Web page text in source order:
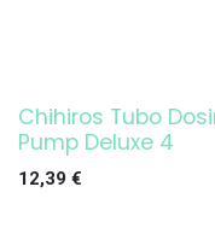
Chihiros Tubo
Pump Deluxe 4
12,39 €